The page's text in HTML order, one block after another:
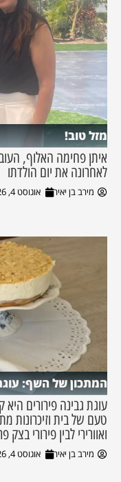
מזל טוב!
איתן פחימה האלוף,
לאחרונה את יום הולדתו
מירב בן יאיר אוגוסט 4, 2026
המתכון של השף:
עוגת גבינה פירורים
טעם של בית וזיכרונות
ואוורירי לבין פירורי
מירב בן יאיר אוגוסט 4, 2026